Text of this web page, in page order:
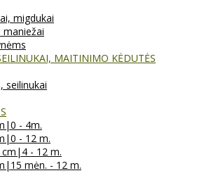
migdukai
maniežai
MAITINIMO KĖDUTĖS
seilinukai
- 4m.
- 12 m.
- 12 m.
mėn. - 12 m.